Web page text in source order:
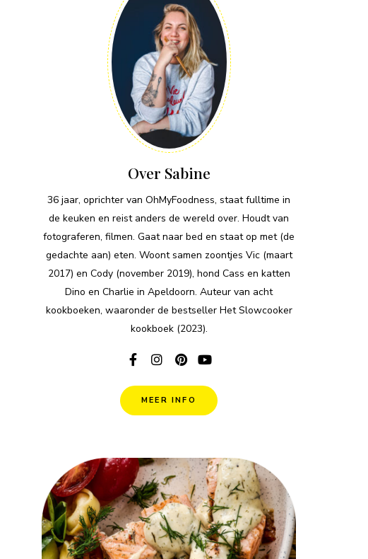
Over Sabine
36 jaar, oprichter van OhMyFoodness, staat fulltime in
de keuken en reist anders de wereld over. Houdt van
fotograferen, filmen. Gaat naar bed en staat op met (de
gedachte aan) eten. Woont samen zoontjes Vic (maart
2017) en Cody (november 2019), hond Cass en katten
Dino en Charlie in Apeldoorn. Auteur van acht
kookboeken, waaronder de bestseller Het Slowcooker
kookboek (2023).
MEER INFO